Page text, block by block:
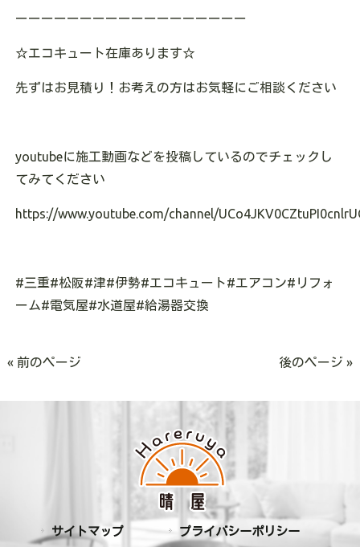
ーーーーーーーーーーーーーーーーーー
☆エコキュート在庫あります☆
先ずはお見積り！お考えの方はお気軽にご相談ください
youtubeに施工動画などを投稿しているのでチェックし
てみてください
https://www.youtube.com/channel/
#三重#松阪#津#伊勢#エコキュート#エアコン# リフォ
ーム#電気屋#水道屋#給湯器交換
« 前のページ 後のページ »
サイトマップ プライバシーポリシー